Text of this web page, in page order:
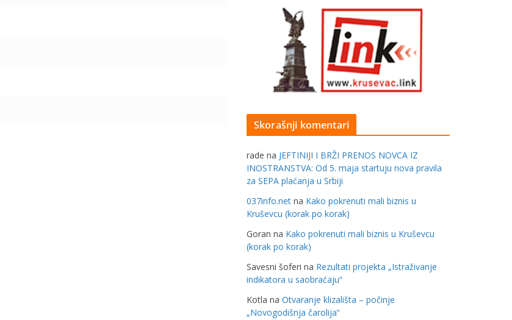
Skorašnji komentari
rade na JEFTINIJI I BRŽI PRENOS NOVCA IZ
INOSTRANSTVA: Od 5. maja startuju nova pravila
za SEPA plaćanja u Srbiji
037info.net na Kako pokrenuti mali biznis u
Kruševcu (korak po korak)
Goran na Kako pokrenuti mali biznis u Kruševcu
(korak po korak)
Savesni šoferi na Rezultati projekta „Istraživanje
indikatora u saobraćaju“
Kotla na Otvaranje klizališta – počinje
„Novogodišnja čarolija“